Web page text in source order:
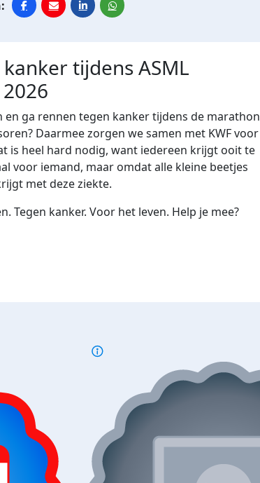
tijdens ASML
en ga rennen tegen kanker tijdens de marathon
Daarmee zorgen we samen met KWF voor
is heel hard nodig, want iedereen krijgt ooit te
voor iemand, maar omdat alle kleine beetjes
met deze ziekte.
Tegen kanker. Voor het leven. Help je mee?